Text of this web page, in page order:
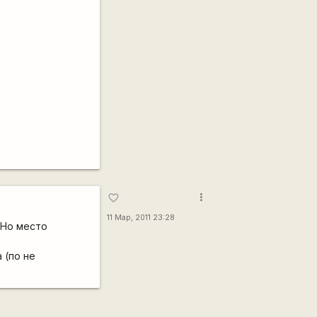
место
(по не
favorite_border
11 Мар, 2011 23:28
more_vert